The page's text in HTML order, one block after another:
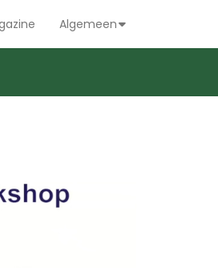
Algemeen